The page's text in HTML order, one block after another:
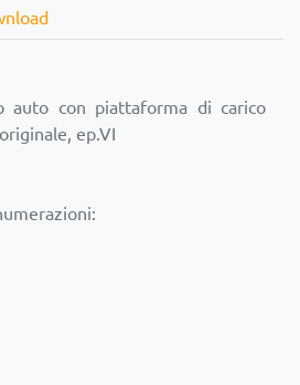
auto con piattaforma di carico
ep.VI